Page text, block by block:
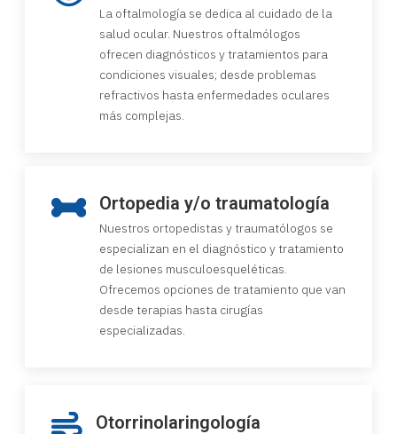
La oftalmología se dedica al cuidado de la
salud ocular. Nuestros oftalmólogos
ofrecen diagnósticos y tratamientos para
condiciones visuales; desde problemas
refractivos hasta enfermedades oculares
más complejas.
Ortopedia y/o traumatología
Nuestros ortopedistas y traumatólogos se
especializan en el diagnóstico y tratamiento
de lesiones musculoesqueléticas.
Ofrecemos opciones de tratamiento que van
desde terapias hasta cirugías
especializadas.
Otorrinolaringología